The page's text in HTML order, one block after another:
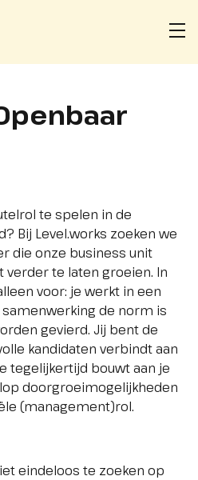
te spelen in de
Bij Level.works zoeken we
die onze business unit
verder te laten groeien. In
voor: je werkt in een
de norm is
gevierd. Jij bent de
kandidaten verbindt aan
tegelijkertijd bouwt aan je
doorgroeimogelijkheden
(management)rol.
eindeloos te zoeken op